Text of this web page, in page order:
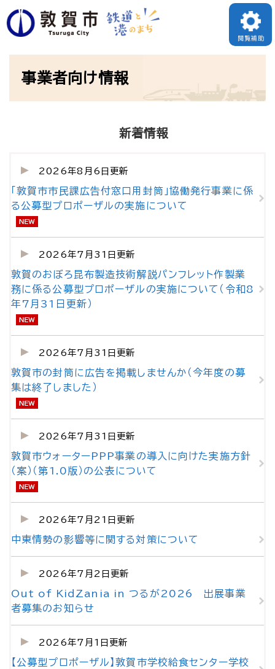
ペ
ー
閲覧補助
事業者向け情報
新着情報
2026年8月6日更新
「敦賀市市民課広告付窓口用封筒」協働発行事業に係
る公募型プロポーザルの実施について
2026年7月31日更新
敦賀のおぼろ昆布製造技術解説パンフレット作製業
務に係る公募型プロポーザルの実施について（令和8
年7月31日更新）
2026年7月31日更新
敦賀市の封筒に広告を掲載しませんか（今年度の募
集は終了しました）
2026年7月31日更新
敦賀市ウォーターPPP事業の導入に向けた実施方針
（案）（第1.0版）の公表について
2026年7月21日更新
中東情勢の影響等に関する対策について
2026年7月2日更新
Out of KidZania in つるが2026 出展事業
者募集のお知らせ
2026年7月1日更新
【公募型プロポーザル】敦賀市学校給食センター学校